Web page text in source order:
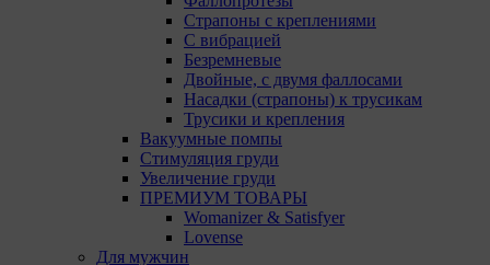
Страпоны с креплениями
С вибрацией
Безремневые
Двойные, с двумя фаллосами
Насадки (страпоны) к трусикам
Трусики и крепления
Вакуумные помпы
Стимуляция груди
Увеличение груди
ПРЕМИУМ ТОВАРЫ
Womanizer & Satisfyer
Lovense
Для мужчин